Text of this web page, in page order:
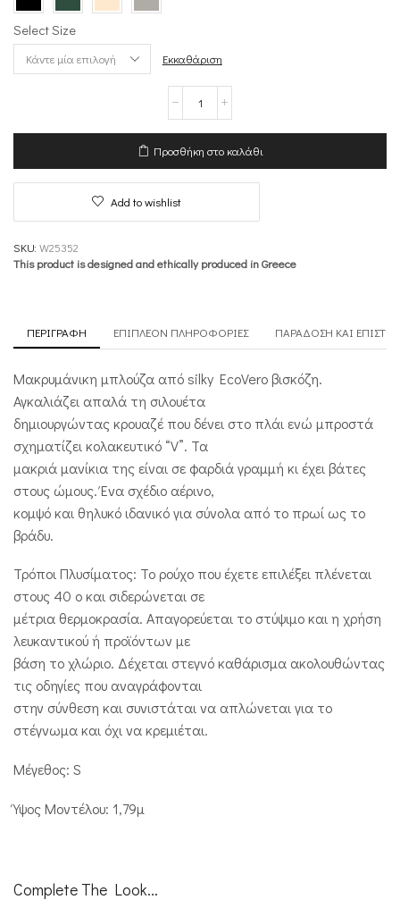
Select Size
Εκκαθάριση
Κρουαζέ
Μπλούζα
Sleekness
ποσότητα
Προσθήκη στο καλάθι
Add to wishlist
SKU: W25352
This product is designed and ethically produced in Greece
ΠΕΡΙΓΡΑΦΉ ΕΠΙΠΛΈΟΝ ΠΛΗΡΟΦΟΡΊΕΣ ΠΑΡΆΔΟΣΗ ΚΑΙ
Μακρυμάνικη μπλούζα από silky EcoVero βισκόζη.
Αγκαλιάζει απαλά τη σιλουέτα
δημιουργώντας κρουαζέ που δένει στο πλάι ενώ μπροστά
σχηματίζει κολακευτικό “V”. Τα
μακριά μανίκια της είναι σε φαρδιά γραμμή κι έχει βάτες
στους ώμους. Ένα σχέδιο αέρινο,
κομψό και θηλυκό ιδανικό για σύνολα από το πρωί ως το
βράδυ.
Τρόποι Πλυσίματος: Το ρούχο που έχετε επιλέξει πλένεται
στους 40 ο και σιδερώνεται σε
μέτρια θερμοκρασία. Απαγορεύεται το στύψιμο και η χρήση
λευκαντικού ή προϊόντων με
βάση το χλώριο. Δέχεται στεγνό καθάρισμα ακολουθώντας
τις οδηγίες που αναγράφονται
στην σύνθεση και συνιστάται να απλώνεται για το
στέγνωμα και όχι να κρεμιέται.
Μέγεθος: S
Ύψος Μοντέλου: 1,79μ
Complete The Look...